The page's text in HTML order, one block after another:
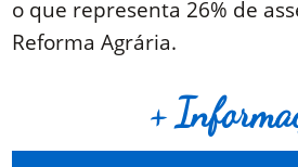
o que representa 26% de
Reforma Agrária.
+